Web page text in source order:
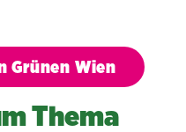
Grünen Wien
Thema